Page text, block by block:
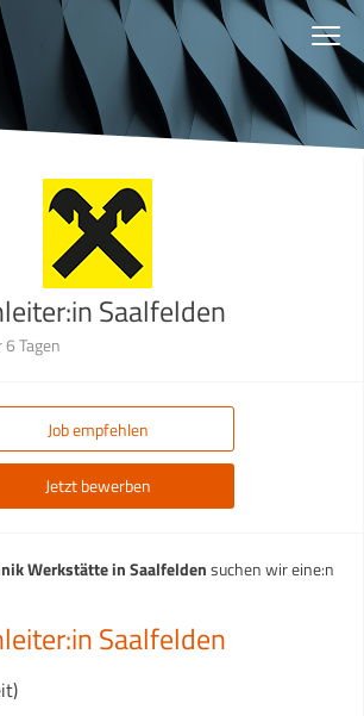
Saalfelden
6 Tagen
Job empfehlen
Jetzt bewerben
Werkstätte in Saalfeldensuchen wir eine:n
Saalfelden